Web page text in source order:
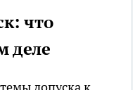
что
деле
допуска к